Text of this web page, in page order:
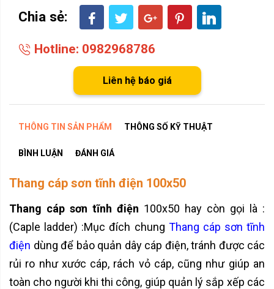
Chia sẻ:
Hotline: 0982968786
Liên hệ báo giá
THÔNG TIN SẢN PHẨM THÔNG SỐ KỸ THUẬT
BÌNH LUẬN ĐÁNH GIÁ
Thang cáp sơn tĩnh điện 100x50
Thang cáp sơn tĩnh điện 100x50 hay còn gọi là :
(Caple ladder) :Mục đích chung Thang cáp sơn tĩnh
điện dùng để bảo quản dây cáp điện, tránh được các
rủi ro như xước cáp, rách vỏ cáp, cũng như giúp an
toàn cho người khi thi công, giúp quản lý sắp xếp các